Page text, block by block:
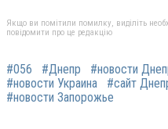
Якщо ви помітили помилку, виділіть
повідомити про це редакцію
#056 #Днепр #новости
#новости Украина
#сайт
#новости Запорожье